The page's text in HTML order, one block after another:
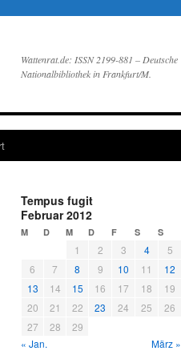
Wattenrat.de: ISSN 2199-881 – Deutsche
Nationalbibliothek in Frankfurt/M.
Tempus fugit
Februar 2012
M D M D F S S
1 2 3 4
5
6
7 8 9 10 11
12
13
14 15 16 17 18
19
20
21 22 23 24 25
26
27
28
29
« Jan.
März »